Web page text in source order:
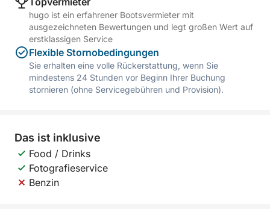
hugo ist ein erfahrener Bootsvermieter mit
ausgezeichneten Bewertungen und legt großen Wert auf
erstklassigen Service
Flexible Stornobedingungen
Sie erhalten eine volle Rückerstattung, wenn Sie
mindestens 24 Stunden vor Beginn Ihrer Buchung
stornieren (ohne Servicegebühren und Provision).
Das ist inklusive
Food / Drinks
Fotografieservice
Benzin